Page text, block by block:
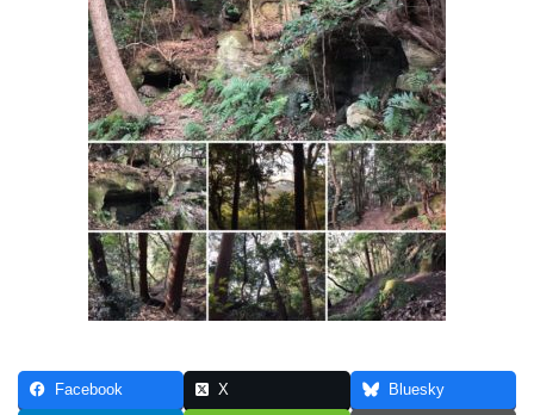
Facebook X Bluesky